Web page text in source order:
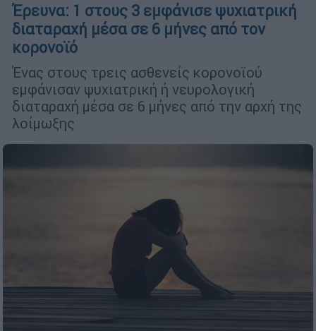
Έρευνα: 1 στους 3 εμφάνισε ψυχιατρική
διαταραχή μέσα σε 6 μήνες από τον
κορονοϊό
Ένας στους τρεις ασθενείς κορονοϊού
εμφάνισαν ψυχιατρική ή νευρολογική
διαταραχή μέσα σε 6 μήνες από την αρχή της
λοίμωξης